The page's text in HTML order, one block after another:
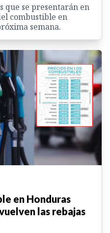
que se presentarán en
combustible en
semana.
en Honduras
las rebajas